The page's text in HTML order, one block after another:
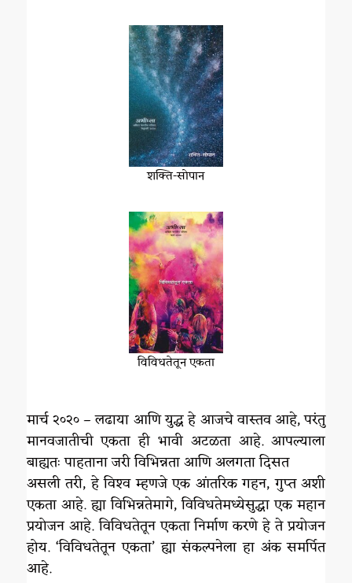
शक्ति-सोपान
विविधतेतून एकता
मार्च २०२० – लढाया आणि युद्ध हे आजचे वास्तव आहे, परंतु
मानवजातीची एकता ही भावी अटळता आहे. आपल्याला
बाह्यतः पाहताना जरी विभिन्नता आणि अलगता दिसत
असली तरी, हे विश्‍व म्हणजे एक आंतरिक गहन, गुप्त अशी
एकता आहे. ह्या विभिन्नतेमागे, विविधतेमध्येसुद्धा एक महान
प्रयोजन आहे. विविधतेतून एकता निर्माण करणे हे ते प्रयोजन
होय. ‘विविधतेतून एकता’ ह्या संकल्पनेला हा अंक समर्पित
आहे.